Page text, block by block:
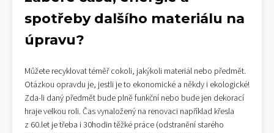
spotřeby dalšího materiálu na
úpravu?
Můžete recyklovat téměř cokoli, jakýkoli materiál nebo předmět.
Otázkou opravdu je, jestli je to ekonomické a někdy i ekologické!
Zda-li daný předmět bude plně funkční nebo bude jen dekorací
hraje velkou roli. Čas vynaložený na renovaci například křesla
z 60.let je třeba i 30hodin těžké práce (odstranění starého